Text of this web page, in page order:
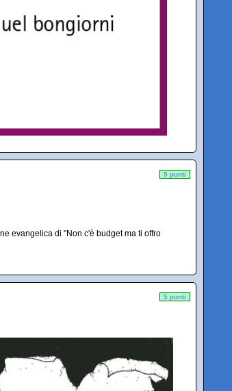
5 punti
evangelica di "Non c'è budget ma ti offro
5 punti